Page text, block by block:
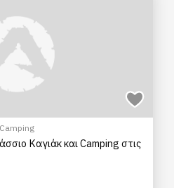
Camping
Καγιάκ και Camping στις